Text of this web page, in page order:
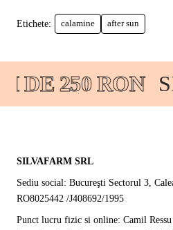
Etichete: calamine after sun
DE 250 RON SI
SILVAFARM SRL
Sediu social: Bucureşti Sectorul 3,
RO8025442 /J408692/1995
Punct lucru fizic si online: Camil